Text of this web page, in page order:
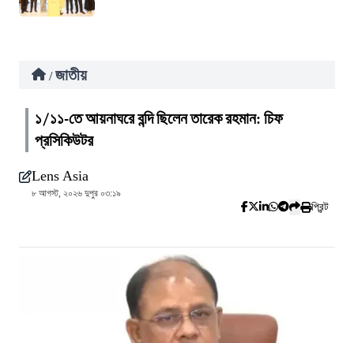
/ জাতীয়
১/১১-তে আয়নাঘরে বন্দি ছিলেন তারেক রহমান: চিফ
প্রসিকিউটর
Lens Asia
৮ আগস্ট, ২০২৬ দুপুর ০৩:১৯
প্রিন্ট